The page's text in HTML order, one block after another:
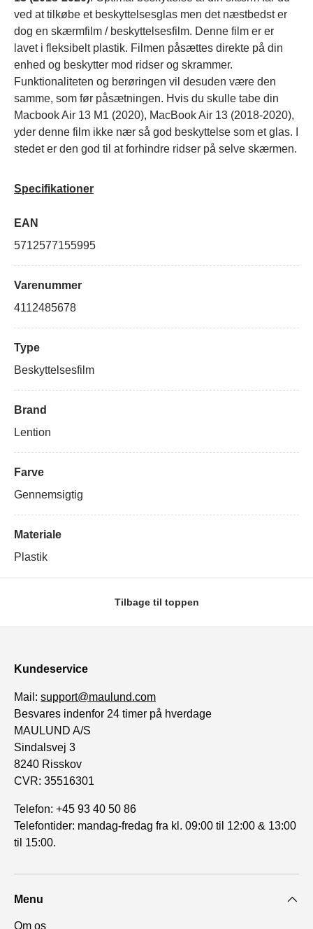
ved at tilkøbe et beskyttelsesglas men det næstbedst er
dog en skærmfilm / beskyttelsesfilm. Denne film er er
lavet i fleksibelt plastik. Filmen påsættes direkte på din
enhed og beskytter mod ridser og skrammer.
Funktionaliteten og berøringen vil desuden være den
samme, som før påsætningen. Hvis du skulle tabe din
Macbook Air 13 M1 (2020), MacBook Air 13 (2018-2020),
yder denne film ikke nær så god beskyttelse som et glas. I
stedet er den god til at forhindre ridser på selve skærmen.
Specifikationer
EAN
5712577155995
Varenummer
4112485678
Type
Beskyttelsesfilm
Brand
Lention
Farve
Gennemsigtig
Materiale
Plastik
Tilbage til toppen
Kundeservice
Mail: support@maulund.com
Besvares indenfor 24 timer på hverdage
MAULUND A/S
Sindalsvej 3
8240 Risskov
CVR: 35516301
Telefon: +45 93 40 50 86
Telefontider: mandag-fredag fra kl. 09:00 til 12:00 & 13:00
til 15:00.
Menu
Om os